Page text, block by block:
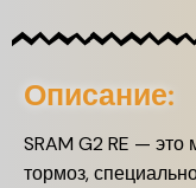
Описание:
SRAM G2 RE —
тормоз,